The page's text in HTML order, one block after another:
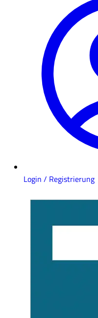
Login / Registrierung